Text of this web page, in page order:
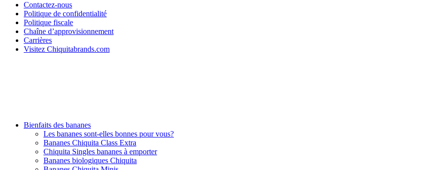
Contactez-nous
Politique de confidentialité
Politique fiscale
Chaîne d’approvisionnement
Carrières
Visitez Chiquitabrands.com
Bienfaits des bananes
Les bananes sont-elles bonnes pour vous?
Bananes Chiquita Class Extra
Chiquita Singles bananes à emporter
Bananes biologiques Chiquita